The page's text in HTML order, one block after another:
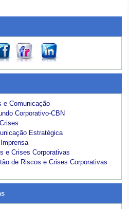
e Comunicação
Corporativo-CBN
Estratégica
e Crises Corporativas
de Riscos e Crises Corporativas